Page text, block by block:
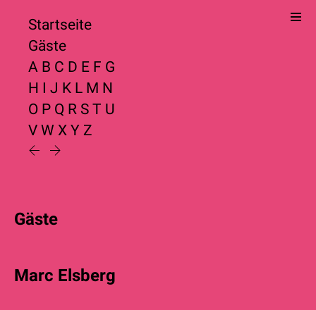
Startseite
Gäste
A B C D E F G
H I J K L M N
O P Q R S T U
V W X Y Z
Gäste
Marc Elsberg